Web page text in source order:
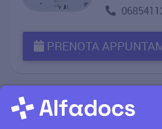
PRENOTA